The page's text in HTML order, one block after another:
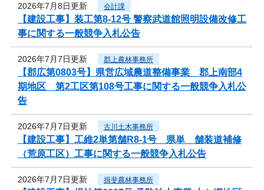
2026年7月8日更新 会計課
【建設工事】装工第8-12号 警察武道館照明設備改修工
事に関する一般競争入札公告
2026年7月7日更新 郡上農林事務所
【郡広第0803号】県営広域農道整備事業 郡上南部4
期地区 第2工区第108号工事に関する一般競争入札公
告
2026年7月7日更新 古川土木事務所
【建設工事】工維2単第舗R8-1号 県単 舗装道補修
（荒原工区）工事に関する一般競争入札公告
2026年7月7日更新 揖斐農林事務所